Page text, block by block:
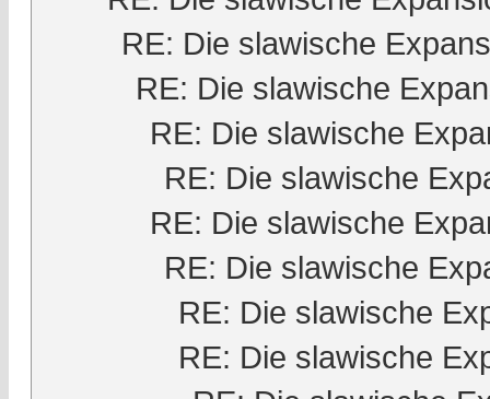
RE: Die slawische
RE: Die slawische
RE: Die slawische
RE: Die slawische
RE: Die slawische
RE: Die slawische
RE: Die slawische
RE: Die slawische